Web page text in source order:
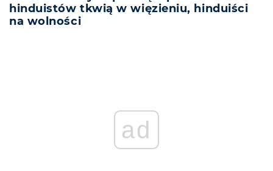
hinduistów tkwią w więzieniu, hinduiści
na wolności
ad